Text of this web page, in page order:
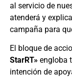
al servicio de
atenderá y
campaña para
El bloque de
StarRT» engloba
intención de